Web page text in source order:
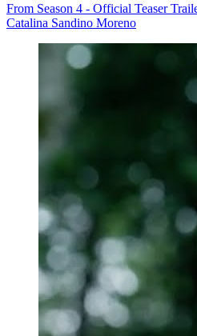
From Season 4 - Official Teaser
Catalina Sandino Moreno